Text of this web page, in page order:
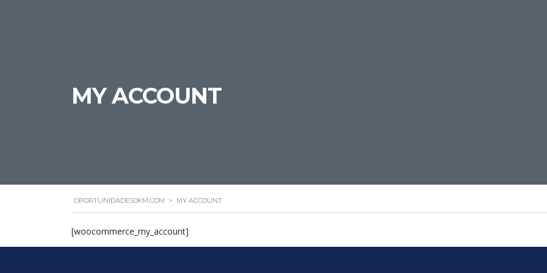
MY ACCOUNT
OPORTUNIDADES0KM.COM > MY ACCOUNT
[woocommerce_my_account]